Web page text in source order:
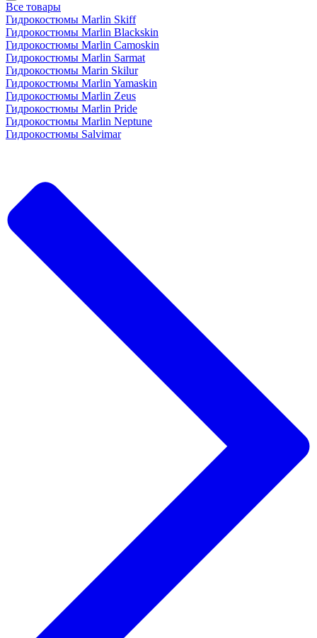
Все товары
Гидрокостюмы Marlin Skiff
Гидрокостюмы Marlin Blackskin
Гидрокостюмы Marlin Camoskin
Гидрокостюмы Marlin Sarmat
Гидрокостюмы Marin Skilur
Гидрокостюмы Marlin Yamaskin
Гидрокостюмы Marlin Zeus
Гидрокостюмы Marlin Pride
Гидрокостюмы Marlin Neptune
Гидрокостюмы Salvimar